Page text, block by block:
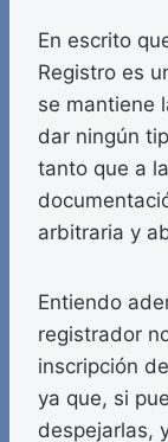
En escrito
Registro es
se mantiene
dar ningún
tanto que a
arbitraria y
Entiendo
registrador
inscripción
ya que, si
despejarlas,